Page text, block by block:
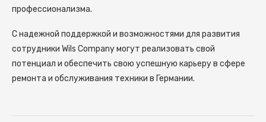
профессионализма.
С надежной поддержкой и возможностями для развития
сотрудники Wils Company могут реализовать свой
потенциал и обеспечить свою успешную карьеру в сфере
ремонта и обслуживания техники в Германии.